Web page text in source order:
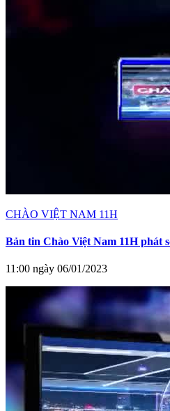
CHÀO VIỆT NAM 11H
Bản tin Chào Việt Nam 11H phát
11:00 ngày 06/01/2023